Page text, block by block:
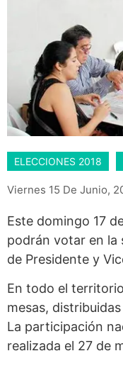
ELECCIONES 2018
Viernes 15 De Junio,
Este domingo 17
podrán votar en la
de Presidente y
En todo el
mesas,
La participación
realizada el 27 de